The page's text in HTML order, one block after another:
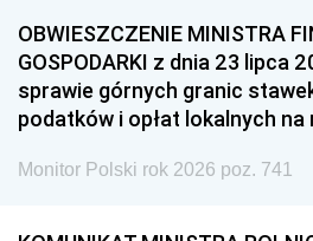
OBWIESZCZENIE MINISTRA
GOSPODARKI z dnia 23 lipca
sprawie górnych granic
podatków i opłat lokalnych
Monitor Polski rok 2026 poz. 741